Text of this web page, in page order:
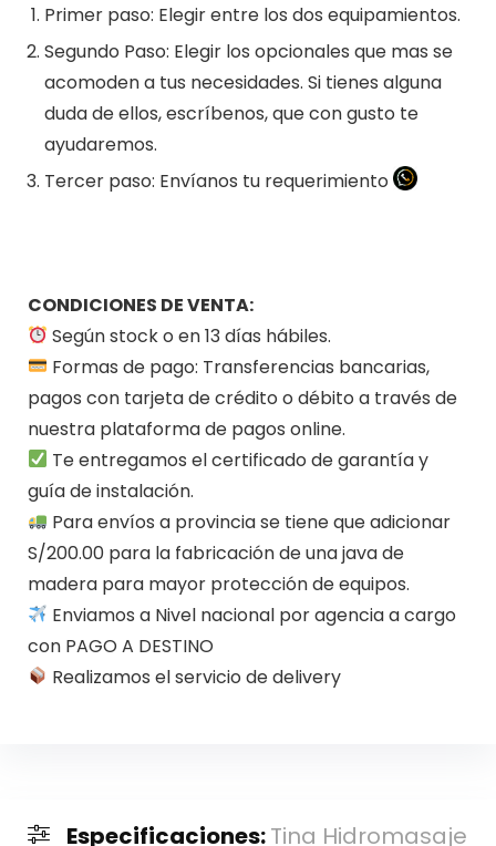
Primer paso: Elegir entre los dos equipamientos.
Segundo Paso: Elegir los opcionales que mas se
acomoden a tus necesidades. Si tienes alguna
duda de ellos, escríbenos, que con gusto te
ayudaremos.
Tercer paso: Envíanos tu requerimiento
CONDICIONES DE VENTA:
Según stock o en 13 días hábiles.
Formas de pago: Transferencias bancarias,
pagos con tarjeta de crédito o débito a través de
nuestra plataforma de pagos online.
Te entregamos el certificado de garantía y
guía de instalación.
Para envíos a provincia se tiene que adicionar
S/200.00 para la fabricación de una java de
madera para mayor protección de equipos.
Enviamos a Nivel nacional por agencia a cargo
con PAGO A DESTINO
Realizamos el servicio de delivery
Especificaciones:Tina Hidromasaje